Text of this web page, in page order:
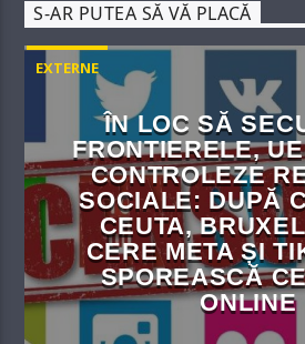
S-AR PUTEA SĂ VĂ PLACĂ
EXTERNE
ÎN LOC SĂ
FRONTIERELE,
CONTROLEZE
SOCIALE: DUPĂ
CEUTA,
CERE META ȘI
SPOREASCĂ
ONLINE